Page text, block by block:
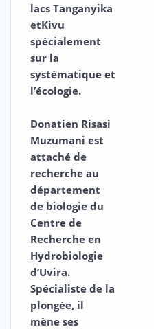
lacs Tanganyika
etKivu
spécialement
sur la
systématique et
l’écologie.
Donatien Risasi
Muzumani est
attaché de
recherche au
département
de biologie du
Centre de
Recherche en
Hydrobiologie
d’Uvira.
Spécialiste de la
plongée, il
mène ses